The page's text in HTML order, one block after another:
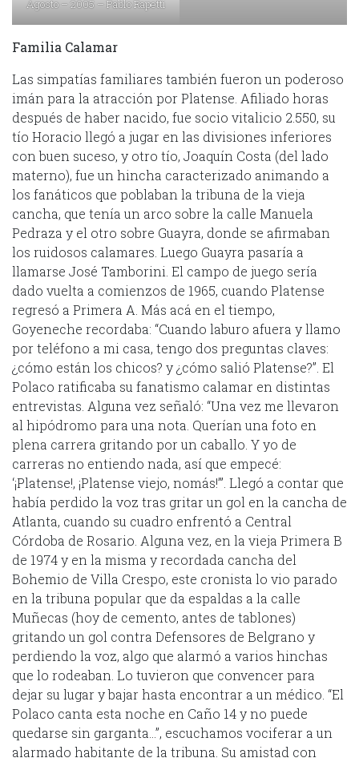
Agosto – 2005 – Pablo Rapetti
Familia Calamar
Las simpatías familiares también fueron un poderoso
imán para la atracción por Platense. Afiliado horas
después de haber nacido, fue socio vitalicio 2.550, su
tío Horacio llegó a jugar en las divisiones inferiores
con buen suceso, y otro tío, Joaquín Costa (del lado
materno), fue un hincha caracterizado animando a
los fanáticos que poblaban la tribuna de la vieja
cancha, que tenía un arco sobre la calle Manuela
Pedraza y el otro sobre Guayra, donde se afirmaban
los ruidosos calamares. Luego Guayra pasaría a
llamarse José Tamborini. El campo de juego sería
dado vuelta a comienzos de 1965, cuando Platense
regresó a Primera A. Más acá en el tiempo,
Goyeneche recordaba: “Cuando laburo afuera y llamo
por teléfono a mi casa, tengo dos preguntas claves:
¿cómo están los chicos? y ¿cómo salió Platense?”. El
Polaco ratificaba su fanatismo calamar en distintas
entrevistas. Alguna vez señaló: “Una vez me llevaron
al hipódromo para una nota. Querían una foto en
plena carrera gritando por un caballo. Y yo de
carreras no entiendo nada, así que empecé:
‘¡Platense!, ¡Platense viejo, nomás!’”. Llegó a contar que
había perdido la voz tras gritar un gol en la cancha de
Atlanta, cuando su cuadro enfrentó a Central
Córdoba de Rosario. Alguna vez, en la vieja Primera B
de 1974 y en la misma y recordada cancha del
Bohemio de Villa Crespo, este cronista lo vio parado
en la tribuna popular que da espaldas a la calle
Muñecas (hoy de cemento, antes de tablones)
gritando un gol contra Defensores de Belgrano y
perdiendo la voz, algo que alarmó a varios hinchas
que lo rodeaban. Lo tuvieron que convencer para
dejar su lugar y bajar hasta encontrar a un médico. “El
Polaco canta esta noche en Caño 14 y no puede
quedarse sin garganta…”, escuchamos vociferar a un
alarmado habitante de la tribuna. Su amistad con